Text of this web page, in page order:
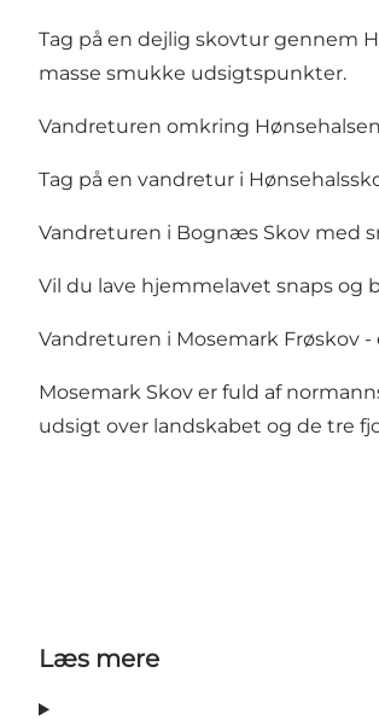
Tag på en dejlig skovtur gennem
masse smukke udsigtspunkter.
Vandreturen omkring
Tag på en vandretur i
Vandreturen i Bognæs Skov med
Vil du lave hjemmelavet snaps
Vandreturen i Mosemark Frøskov -
Mosemark Skov er fuld af
udsigt over landskabet og de tre
Læs mere